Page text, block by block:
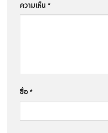
ความเห็น *
ชื่อ *